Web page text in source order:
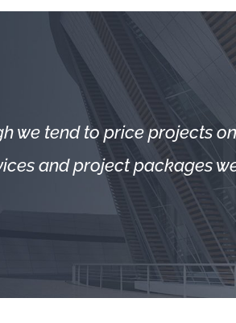
we tend to price projects
and project packages